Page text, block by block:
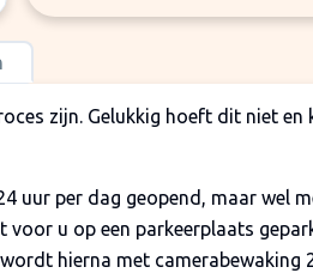
zijn. Gelukkig hoeft dit niet en
uur per dag geopend, maar wel
u op een parkeerplaats
hierna met camerabewaking